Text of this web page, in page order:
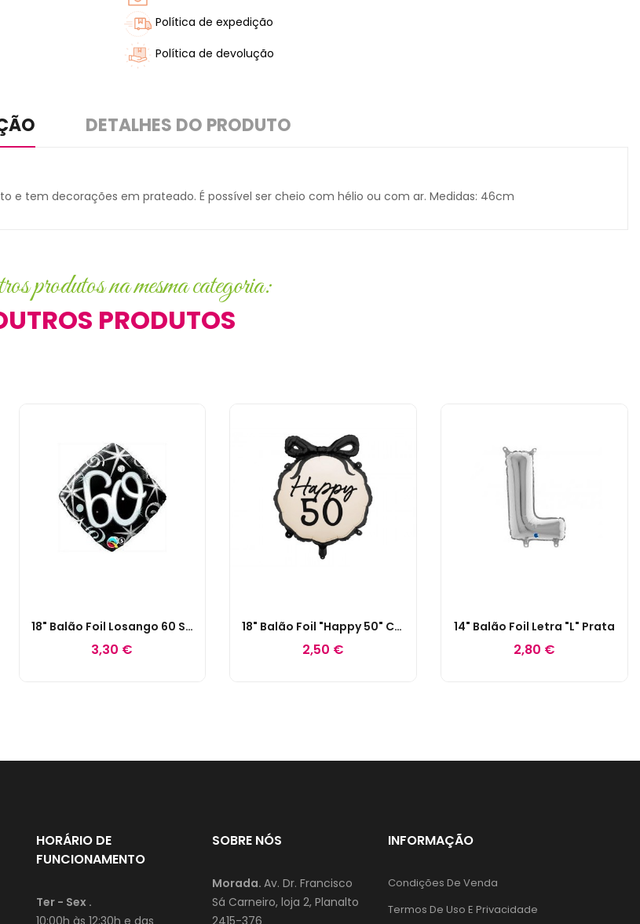
Política de expedição
Política de devolução
DETALHES DO PRODUTO
e tem decorações em prateado. É possível ser cheio com hélio ou com ar. Medidas: 46cm
produtos na mesma categoria:
PRODUTOS
18" Balão Foil Losango 60 Sparkles Preto E Prata
3,30 €
18" Balão Foil "Happy 50" C/ Laço
2,50 €
14" Balão Foil Letra "L" Prata
2,80 €
HORÁRIO DE
FUNCIONAMENTO
Ter - Sex .
10:00h às 12:30h e das
SOBRE NÓS
Morada. Av. Dr. Francisco
Sá Carneiro, loja 2, Planalto
2415-376
INFORMAÇÃO
Condições De Venda
Termos De Uso E Privacidade